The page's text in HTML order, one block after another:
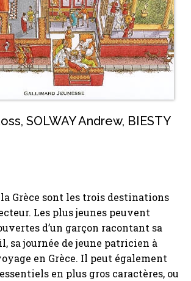
, SOLWAY Andrew, BIESTY
la Grèce sont les trois destinations
Les plus jeunes peuvent
d’un garçon racontant sa
sa journée de jeune patricien à
en Grèce. Il peut également
en plus gros caractères, ou